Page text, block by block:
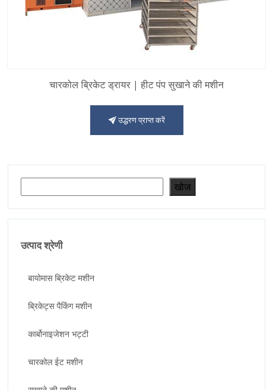
खोज
उत्पाद श्रेणी
बायोमास ब्रिकेट मशीन
ब्रिकेट्स पैकिंग मशीन
कार्बोनाइजेशन भट्टी
चारकोल ईट मशीन
चारकोल ब्रिकेट ड्रायर | हीट पंप सुखाने की मशीन
उद्धरण प्राप्त करें